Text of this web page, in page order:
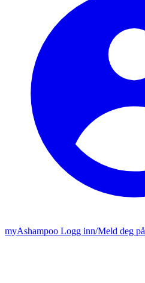
myAshampoo Logg inn/Meld deg på